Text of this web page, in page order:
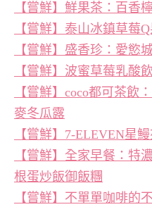
【嘗鮮】鮮果茶：百香
【嘗鮮】泰山冰鎮草莓
【嘗鮮】盛香珍：愛慾
【嘗鮮】波蜜草莓乳酸
【嘗鮮】coco都可茶飲
麥冬瓜露
【嘗鮮】7-ELEVEN星
【嘗鮮】全家早餐：特
根蛋炒飯御飯糰
【嘗鮮】不單單咖啡的